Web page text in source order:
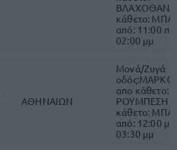
κάθετο:
από: 11:00
02:00 μμ
ΑΘΗΝΑΙΩΝ
Μονά/Ζυγά
απο κάθετο:
ΡΟΥΜΠΕΣΗ
κάθετο:
από: 12:00
03:30 μμ